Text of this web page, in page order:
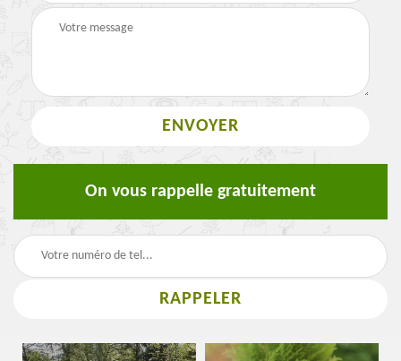
On vous rappelle gratuitement